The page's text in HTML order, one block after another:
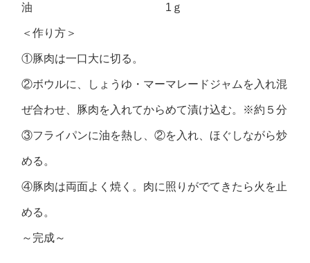
油 1ｇ
＜作り方＞
①豚肉は一口大に切る。
②ボウルに、しょうゆ・マーマレードジャムを入れ混
ぜ合わせ、豚肉を入れてからめて漬け込む。※約５分
③フライパンに油を熱し、②を入れ、ほぐしながら炒
める。
④豚肉は両面よく焼く。肉に照りがでてきたら火を止
める。
～完成～